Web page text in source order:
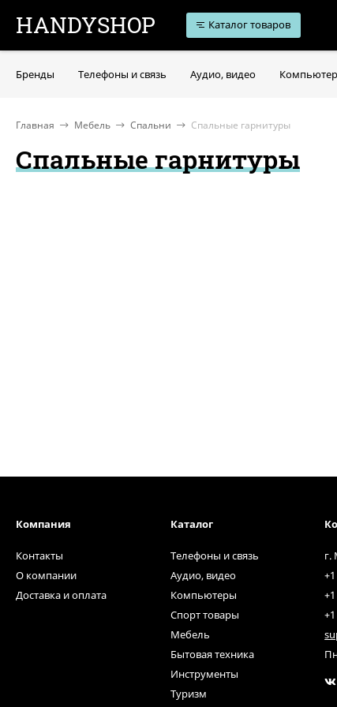
HANDYSHOP Каталог товаров
Бренды Телефоны и связь Аудио, видео
Главная Мебель Спальни Спальные гарнитуры
Спальные гарнитуры
Компания
Контакты
О компании
Доставка и оплата
Каталог
Телефоны и связь
Аудио, видео
Компьютеры
Спорт товары
Мебель
Бытовая техника
Инструменты
Туризм
г.